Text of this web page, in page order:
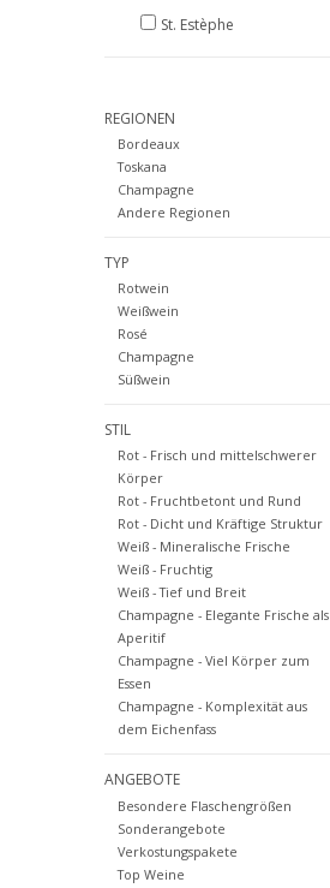
St. Estèphe
REGIONEN
Bordeaux
Toskana
Champagne
Andere Regionen
TYP
Rotwein
Weißwein
Rosé
Champagne
Süßwein
STIL
Rot - Frisch und mittelschwerer
Körper
Rot - Fruchtbetont und Rund
Rot - Dicht und Kräftige Struktur
Weiß - Mineralische Frische
Weiß - Fruchtig
Weiß - Tief und Breit
Champagne - Elegante Frische als
Aperitif
Champagne - Viel Körper zum
Essen
Champagne - Komplexität aus
dem Eichenfass
ANGEBOTE
Besondere Flaschengrößen
Sonderangebote
Verkostungspakete
Top Weine